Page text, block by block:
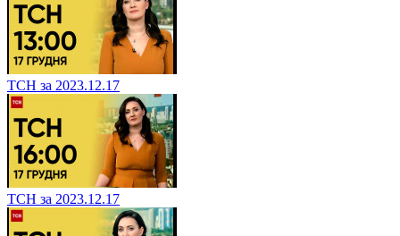
ТСН за 2023.12.17
ТСН за 2023.12.17